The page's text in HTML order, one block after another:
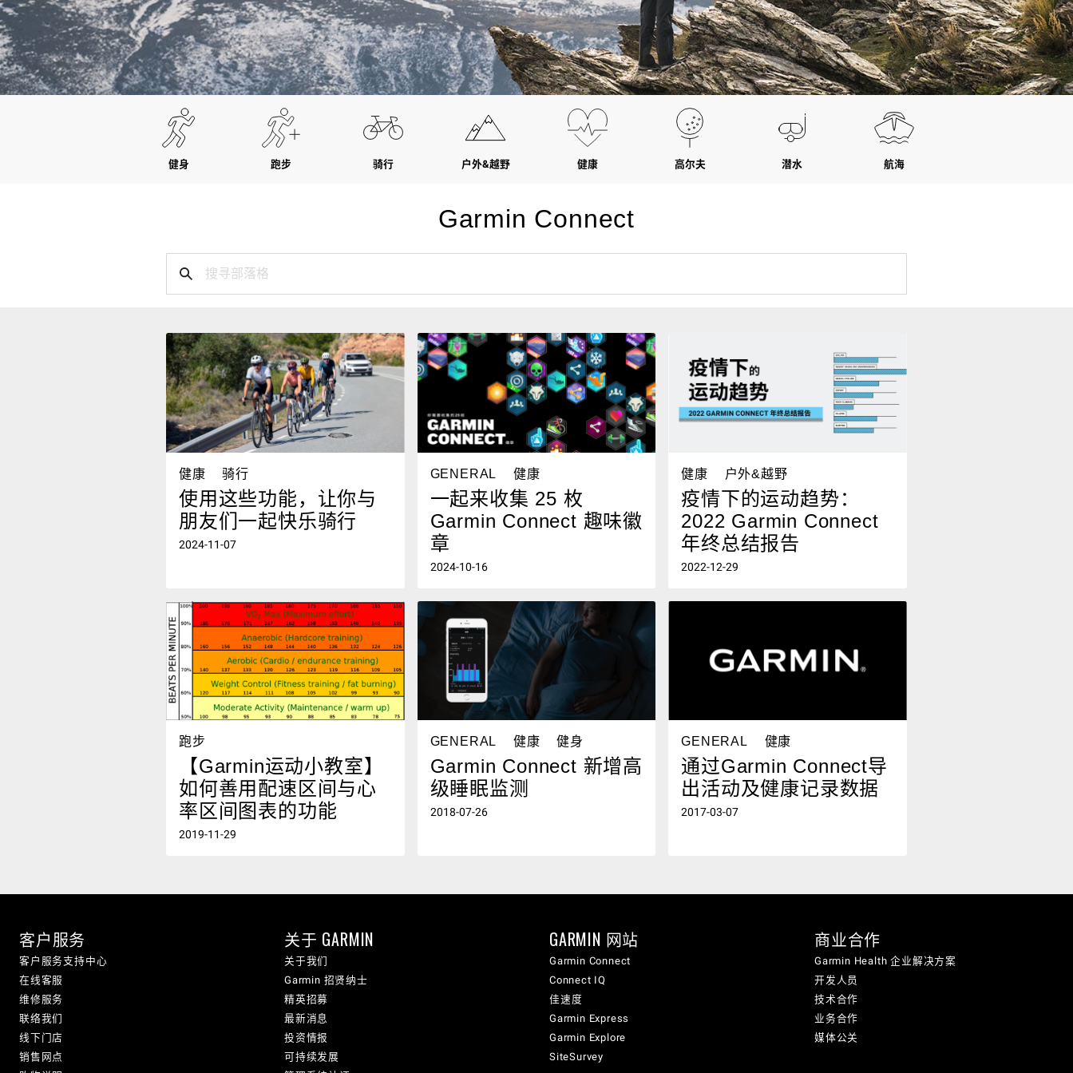
健身 跑步 骑行 户外&越野 健康 高尔夫 潜水 航海
Garmin Connect
健康 骑行
使用这些功能，让你与
朋友们一起快乐骑行
2024-11-07
GENERAL 健康
一起来收集 25 枚
Garmin Connect 趣味徽
章
2024-10-16
健康 户外&越野
疫情下的运动趋势：
2022 Garmin Connect
年终总结报告
2022-12-29
跑步
【Garmin运动小教室】
如何善用配速区间与心
率区间图表的功能
2019-11-29
GENERAL 健康 健身
Garmin Connect 新增高
级睡眠监测
2018-07-26
GENERAL 健康
通过Garmin Connect导
出活动及健康记录数据
2017-03-07
客户服务
客户服务支持中心
在线客服
维修服务
联络我们
线下门店
销售网点
关于 GARMIN
关于我们
Garmin 招贤纳士
精英招募
最新消息
投资情报
可持续发展
GARMIN 网站
Garmin Connect
Connect IQ
佳速度
Garmin Express
Garmin Explore
SiteSurvey
商业合作
Garmin Health 企业解决方案
开发人员
技术合作
业务合作
媒体公关